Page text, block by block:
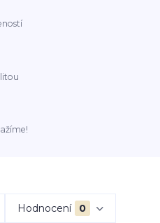
Hodnocení 0